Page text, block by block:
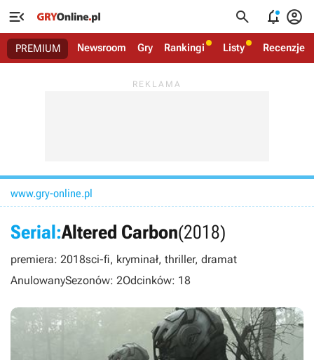
   
PREMIUM Newsroom Gry Rankingi Listy Recenzje
www.gry-online.pl
Serial:Altered Carbon(2018)
premiera: 2018sci-fi, kryminał, thriller, dramat
AnulowanySezonów: 2Odcinków: 18